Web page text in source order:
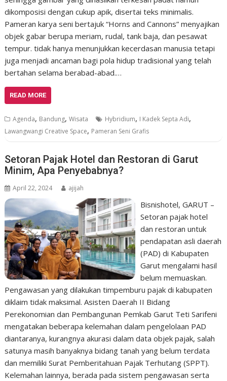
dikomposisi dengan cukup apik, disertai teks minimalis.
Pameran karya seni bertajuk “Horns and Cannons” menyajikan
objek gabar berupa meriam, rudal, tank baja, dan pesawat
tempur. tidak hanya menunjukkan kecerdasan manusia tetapi
juga menjadi ancaman bagi pola hidup tradisional yang telah
bertahan selama berabad-abad.…
READ MORE
Agenda, Bandung,Wisata Hybridium, I Kadek Septa Adi,
Lawangwangi Creative Space, Pameran Seni Grafis
Setoran Pajak Hotel dan Restoran di Garut
Minim, Apa Penyebabnya?
April 22, 2024 ajijah
Bisnishotel, GARUT –
Setoran pajak hotel
dan restoran untuk
pendapatan asli daerah
(PAD) di Kabupaten
Garut mengalami hasil
belum memuaskan.
Pengawasan yang dilakukan timpemburu pajak di kabupaten
diklaim tidak maksimal. Asisten Daerah II Bidang
Perekonomian dan Pembangunan Pemkab Garut Teti Sarifeni
mengatakan beberapa kelemahan dalam pengelolaan PAD
diantaranya, kurangnya akurasi dalam data objek pajak, salah
satunya masih banyaknya bidang tanah yang belum terdata
dan memiliki Surat Pemberitahuan Pajak Terhutang (SPPT).
Kelemahan lainnya, berada pada sistem pengawasan serta